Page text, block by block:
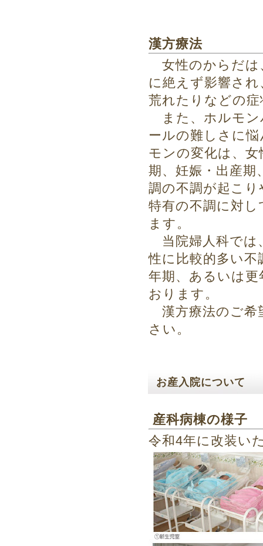
漢方療法
女性のからだは
に絶えず影響さ
荒れたりなどの
また、ホルモン
ールの難しさに
モンの変化は、
期、妊娠・出産
調の不調が起こ
特有の不調に対
ます。
当院婦人科では
性に比較的多い不
年期、あるいは
おります。
漢方療法のご希
さい。
お産入院について
産科病棟の様子
令和4年に改装い